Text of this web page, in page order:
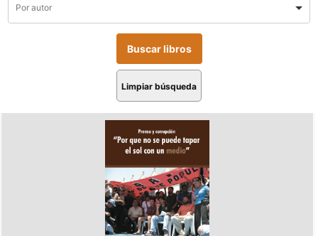
Limpiar búsqueda